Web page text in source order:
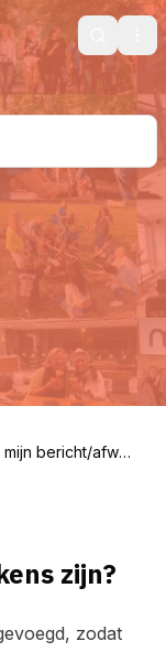
Search
mijn bericht/afwij
zijn?
zodat